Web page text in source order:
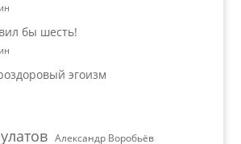
бы шесть!
эгоизм
Александр Воробьёв